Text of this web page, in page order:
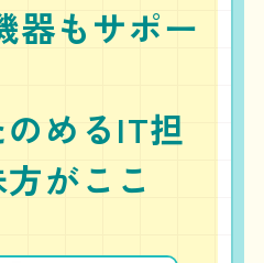
器もサポー
めるIT担
がここ